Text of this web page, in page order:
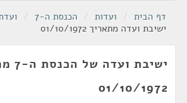
דף הבית / ועדות / הכנסת ה-7 /
ישיבת ועדה מתאריך 01/10/1972
01/10/1972